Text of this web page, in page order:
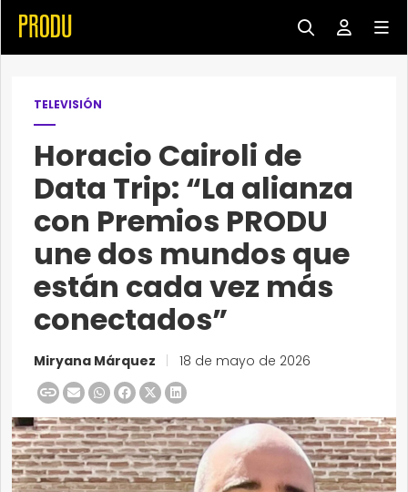
TELEVISIÓN
Horacio Cairoli de
Data Trip: “La alianza
con Premios PRODU
une dos mundos que
están cada vez más
conectados”
Miryana Márquez 18 de mayo de 2026